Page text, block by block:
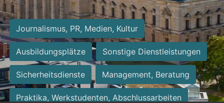
Journalismus, PR, Medien, Kultur
Ausbildungsplätze Sonstige Dienstleistungen
Sicherheitsdienste Management, Beratung
Praktika, Werkstudenten, Abschlussarbeiten